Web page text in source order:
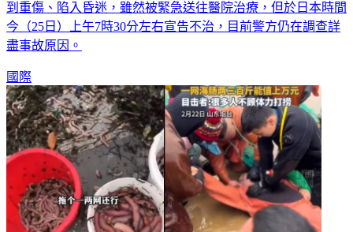
到重傷、陷入昏迷，雖然被緊急送往醫院治療，但於日本時間
今（25日）上午7時30分左右宣告不治，目前警方仍在調查詳
盡事故原因。
國際